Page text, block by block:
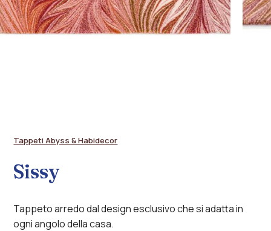
Tappeti Abyss & Habidecor
Sissy
Tappeto arredo dal design esclusivo che si adatta in
ogni angolo della casa.